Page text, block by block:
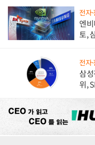
전자
엔
토,
전자
삼
위,